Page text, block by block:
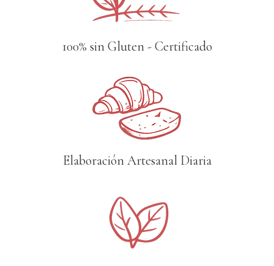
100% sin Gluten - Certificado
Elaboración Artesanal Diaria